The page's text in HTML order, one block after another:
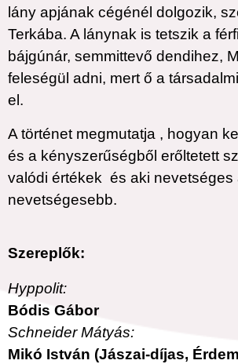
lány apjának cégénél dolgozik,
Terkába. A lánynak is tetszik a
bájgúnár, semmittevő dendihez,
feleségül adni, mert ő a
el.
A történet megmutatja , hogyan
és a kényszerűségből erőltetett
valódi értékek és aki nevetséges
nevetségesebb.
Szereplők:
Hyppolit:
Bódis Gábor
Schneider Mátyás:
Mikó István (Jászai-díjas,